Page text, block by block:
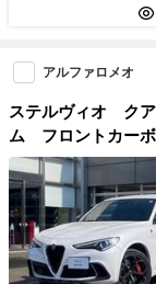
アルファロメオ
ステルヴィオ ク
ム フロントカー
カーボンミラーカ
Ｃ ドラレコ Ｅ